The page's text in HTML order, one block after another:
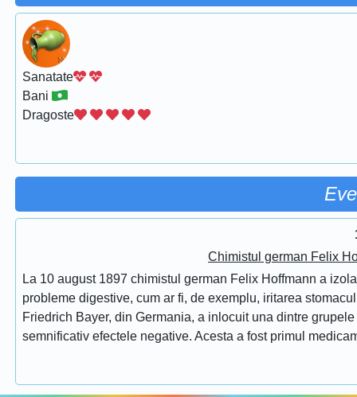
Sanatate
Bani
Dragoste
Chimistul german Felix
La 10 august 1897 chimistul german Felix Hoffmann a
probleme digestive, cum ar fi, de exemplu, iritarea
Friedrich Bayer, din Germania, a inlocuit una dintre
semnificativ efectele negative. Acesta a fost primul